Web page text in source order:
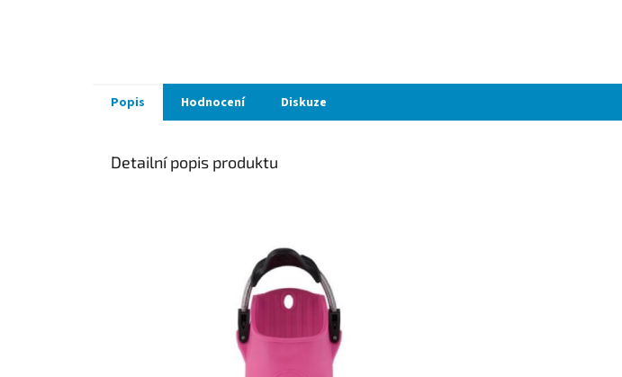
Popis Hodnocení Diskuze
Detailní popis produktu